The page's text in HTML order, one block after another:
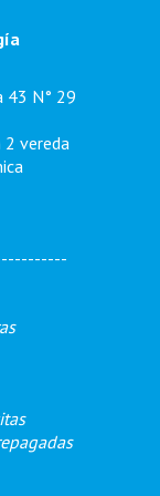
43 N° 29
vereda